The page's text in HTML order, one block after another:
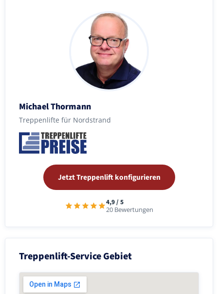
Michael Thormann
Treppenlifte für Nordstrand
Jetzt Treppenlift konfigurieren
4,9 / 5
20 Bewertungen
Treppenlift-Service Gebiet